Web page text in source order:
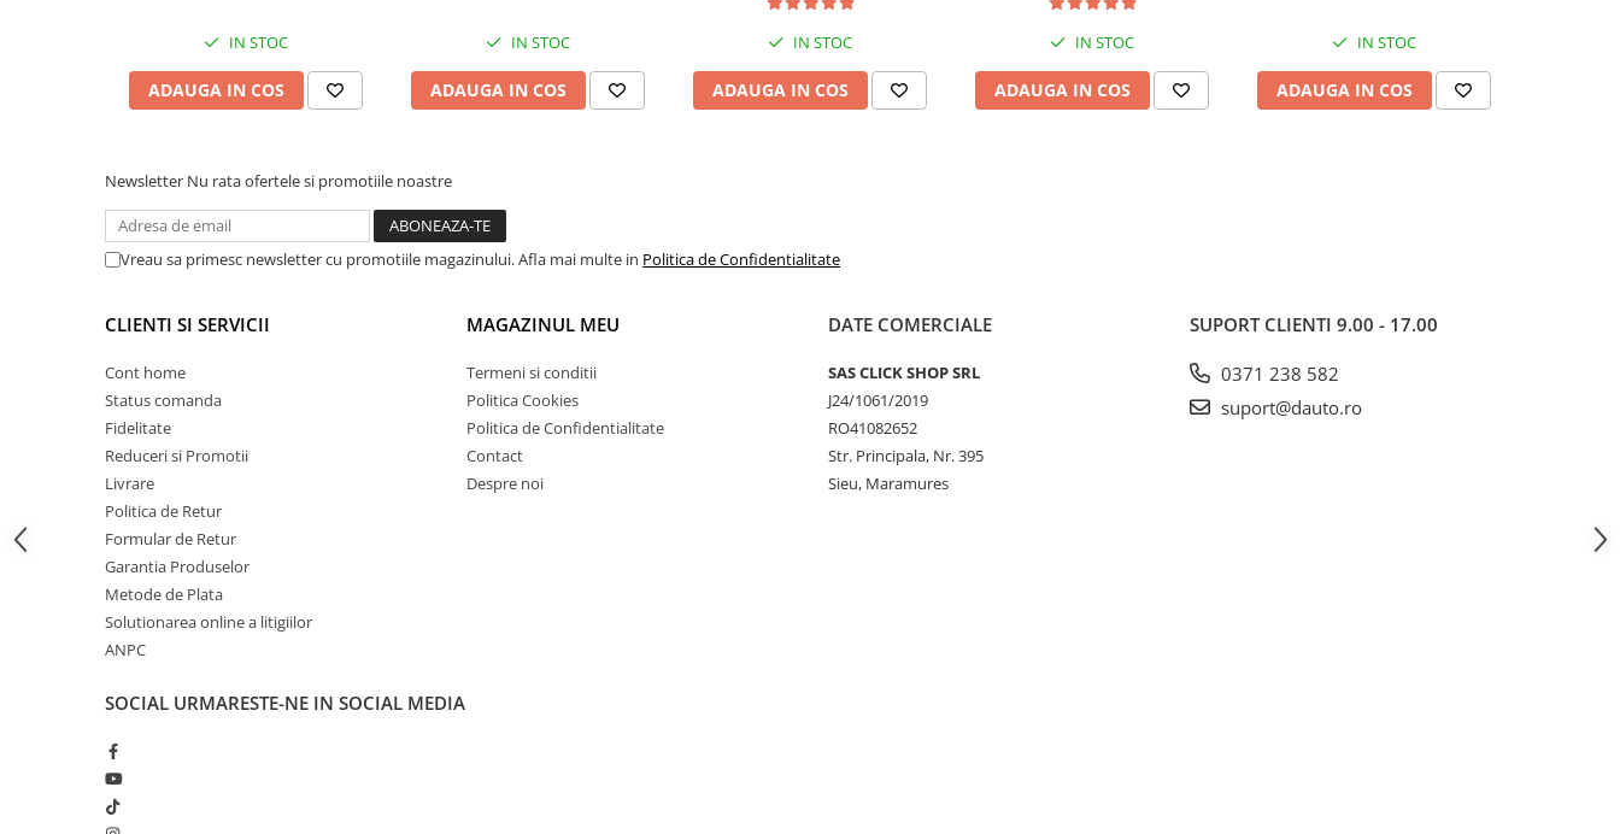
Lampi Stop, Semnalizare & Triple
Lampi Fata cu Bec & Semnalizare
Lampi Fata LED & Semnalizare
Lampi Spate LED & Triple
Seturi Lampi Spate Triple
Lumini de Zi, DRL
Proiectoare de lucru si marsarier
Proiectoare Full LED
Proiectoare Halogen plus LED
Dispozitive Avertizare
Accesorii Goarne Pneumatice
Autocolante reflectorizante si
fluorescente
Avertizare sonora
Claxoane Auto si Semnale Electrice
de Avertizare
Goarne si trompete cu aer
Goarne / Trompete Pneumatice
Kituri Instalare Goarne
Pneumatice
IN STOC
ADAUGA IN COS
IN STOC
ADAUGA IN COS
IN STOC
ADAUGA IN COS
IN STOC
ADAUGA IN COS
IN STOC
ADAUGA IN COS
Newsletter Nu rata ofertele si promotiile noastre
Vreau sa primesc newsletter cu promotiile magazinului. Afla mai multe in Politica de Confidentialitate
CLIENTI SI SERVICII
Cont home
Status comanda
Fidelitate
Reduceri si Promotii
Livrare
Politica de Retur
Formular de Retur
Garantia Produselor
Metode de Plata
Solutionarea online a litigiilor
ANPC
MAGAZINUL MEU
Termeni si conditii
Politica Cookies
Politica de Confidentialitate
Contact
Despre noi
DATE COMERCIALE
SAS CLICK SHOP SRL
J24/1061/2019
RO41082652
Str. Principala, Nr. 395
Sieu, Maramures
SUPORT CLIENTI 9.00 - 17.00
0371 238 582
suport@dauto.ro
SOCIAL URMARESTE-NE IN SOCIAL MEDIA